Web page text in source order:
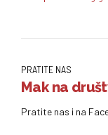
PRATITE NAS
Mak na
Pratite nas i na